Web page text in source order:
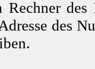
Rechner
des